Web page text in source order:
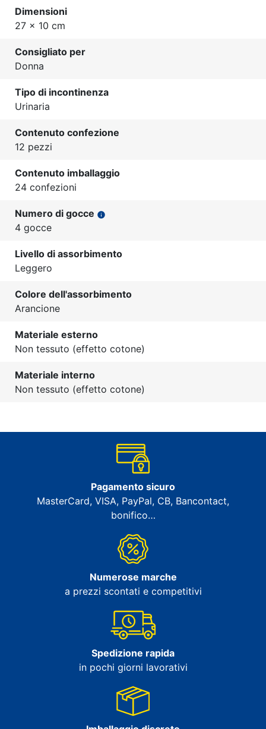
Dimensioni
27 x 10 cm
Consigliato per
Donna
Tipo di incontinenza
Urinaria
Contenuto confezione
12 pezzi
Contenuto imballaggio
24 confezioni
Numero di gocce info
4 gocce
Livello di assorbimento
Leggero
Colore dell'assorbimento
Arancione
Materiale esterno
Non tessuto (effetto cotone)
Materiale interno
Non tessuto (effetto cotone)
Pagamento sicuro
MasterCard, VISA, PayPal, CB, Bancontact,
bonifico…
Numerose marche
a prezzi scontati e competitivi
Spedizione rapida
in pochi giorni lavorativi